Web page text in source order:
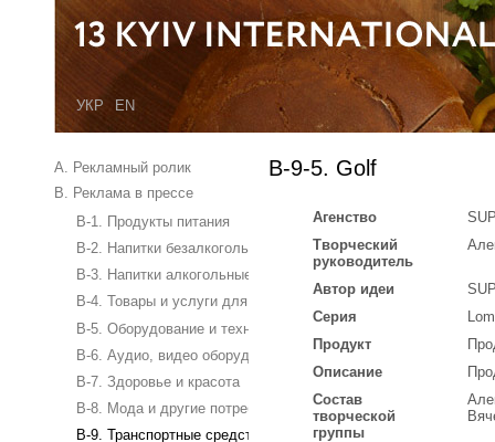
УКР EN
A. Рекламный ролик
B. Реклама в прессе
B-1. Продукты питания
B-2. Напитки безалкогольные
B-3. Напитки алкогольные и слабоалкогольные
B-4. Товары и услуги для дома
B-5. Оборудование и техника для дома
B-6. Аудио, видео оборудование, электроника, офисное
B-7. Здоровье и красота
B-8. Мода и другие потребительские товары
B-9. Транспортные средства и услуги, автосервис
B-9-5. Golf
Агенство
Творческий
руководитель
Автор идеи
Серия
Продукт
Описание
Состав
творческой
группы